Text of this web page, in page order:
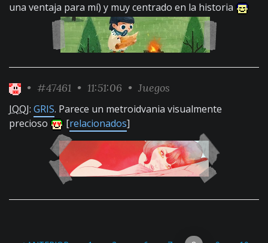
una ventaja para mí) y muy centrado en la historia
• #47461 • 11:51:06 • Juegos
JQQJ: GRIS. Parece un metroidvania visualmente
precioso
[relacionados]